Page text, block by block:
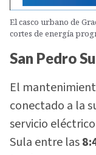
El casco urbano de
cortes de energía
San Pedro
El
conectado a la
servicio
Sula entre las